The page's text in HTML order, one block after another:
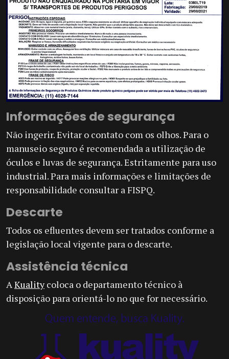
Informações de segurança
Não ingerir. Evitar o contato com os olhos. Para o
manuseio seguro é recomendada a utilização de
óculos e luvas de segurança. Estritamente para uso
industrial. Para mais informações e limitações de
responsabilidade consultar a FISPQ.
Descarte
Todos os efluentes devem ser tratados conforme a
legislação local vigente para o descarte.
Assistência técnica
AKualitycoloca o departamento técnico à
disposição para orientá-lo no que for necessário.